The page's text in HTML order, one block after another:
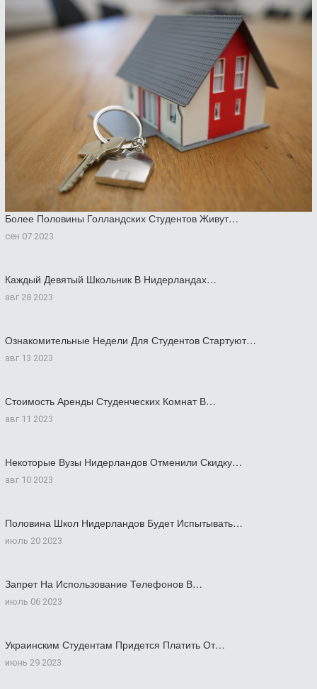
Более Половины Голландских Студентов Живут…
сен 07 2023
Каждый Девятый Школьник В Нидерландах…
авг 28 2023
Ознакомительные Недели Для Студентов Стартуют…
авг 13 2023
Стоимость Аренды Студенческих Комнат В…
авг 11 2023
Некоторые Вузы Нидерландов Отменили Скидку…
авг 10 2023
Половина Школ Нидерландов Будет Испытывать…
июль 20 2023
Запрет На Использование Телефонов В…
июль 06 2023
Украинским Студентам Придется Платить От…
июнь 29 2023